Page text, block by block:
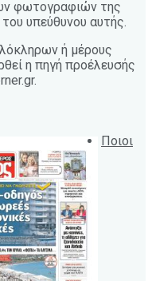
φωτογραφιών της
υπεύθυνου αυτής.
ή μέρους
η πηγή προέλευσής
Ποιοι